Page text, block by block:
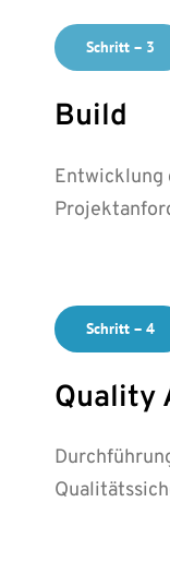
Schritt – 3
Build
Entwicklung
Schritt – 4
Quality